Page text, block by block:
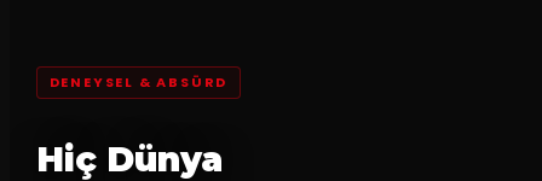
DENEYSEL & ABSÜRD
Hiç Dünya